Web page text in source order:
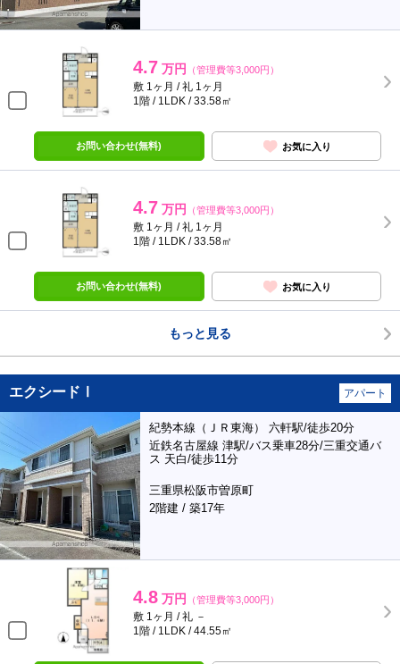
4.7 万円 （管理費等3,000円）
敷 1ヶ月 / 礼 1ヶ月
1階 / 1LDK / 33.58㎡
お問い合わせ(無料) お気に入り
4.7 万円 （管理費等3,000円）
敷 1ヶ月 / 礼 1ヶ月
1階 / 1LDK / 33.58㎡
お問い合わせ(無料) お気に入り
もっと見る
エクシードⅠ アパート
紀勢本線（ＪＲ東海） 六軒駅/徒歩20分
近鉄名古屋線 津駅/バス乗車28分/三重交通バ
ス 天白/徒歩11分
三重県松阪市曽原町
2階建 / 築17年
4.8 万円 （管理費等3,000円）
敷 1ヶ月 / 礼 －
1階 / 1LDK / 44.55㎡